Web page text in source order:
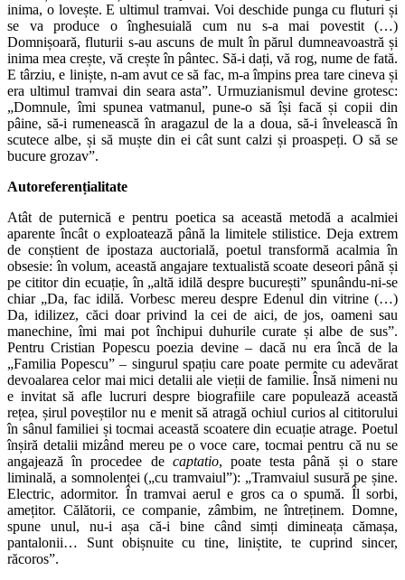
inima, o lovește. E ultimul tramvai. Voi deschide punga cu fluturi și
se va produce o înghesuială cum nu s-a mai povestit (…)
Domnișoară, fluturii s-au ascuns de mult în părul dumneavoastră și
inima mea crește, vă crește în pântec. Să-i dați, vă rog, nume de fată.
E târziu, e liniște, n-am avut ce să fac, m-a împins prea tare cineva și
era ultimul tramvai din seara asta”. Urmuzianismul devine grotesc:
„Domnule, îmi spunea vatmanul, pune-o să își facă și copii din
pâine, să-i rumenească în aragazul de la a doua, să-i învelească în
scutece albe, și să muște din ei cât sunt calzi și proaspeți. O să se
bucure grozav”.
Autoreferențialitate
Atât de puternică e pentru poetica sa această metodă a acalmiei
aparente încât o exploatează până la limitele stilistice. Deja extrem
de conștient de ipostaza auctorială, poetul transformă acalmia în
obsesie: în volum, această angajare textualistă scoate deseori până și
pe cititor din ecuație, în „altă idilă despre bucurești” spunându-ni-se
chiar „Da, fac idilă. Vorbesc mereu despre Edenul din vitrine (…)
Da, idilizez, căci doar privind la cei de aici, de jos, oameni sau
manechine, îmi mai pot închipui duhurile curate și albe de sus”.
Pentru Cristian Popescu poezia devine – dacă nu era încă de la
„Familia Popescu” – singurul spațiu care poate permite cu adevărat
devoalarea celor mai mici detalii ale vieții de familie. Însă nimeni nu
e invitat să afle lucruri despre biografiile care populează această
rețea, șirul poveștilor nu e menit să atragă ochiul curios al cititorului
în sânul familiei și tocmai această scoatere din ecuație atrage. Poetul
înșiră detalii mizând mereu pe o voce care, tocmai pentru că nu se
angajează în procedee de captatio, poate testa până și o stare
liminală, a somnolenței („cu tramvaiul”): „Tramvaiul susură pe șine.
Electric, adormitor. În tramvai aerul e gros ca o spumă. Îl sorbi,
amețitor. Călătorii, ce companie, zâmbim, ne întreținem. Domne,
spune unul, nu-i așa că-i bine când simți dimineața cămașa,
pantalonii… Sunt obișnuite cu tine, liniștite, te cuprind sincer,
răcoros”.